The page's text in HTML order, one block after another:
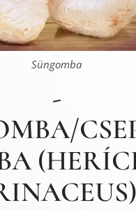
Süngomba
-